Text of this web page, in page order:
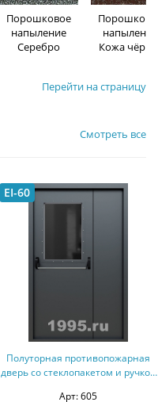
Порошковое
напыление
Серебро
напыление
Кожа
Перейти на страницу
Смотреть все
EI-60
Полуторная противопожарная
дверь со стеклопакетом и ручкой
Арт: 605